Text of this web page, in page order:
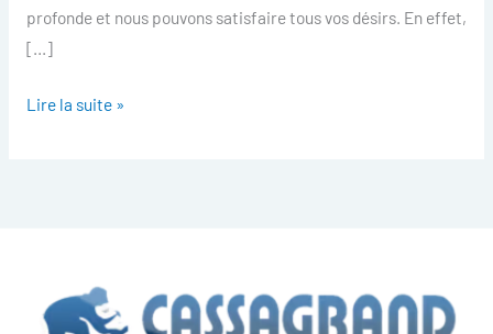
profonde et nous pouvons satisfaire tous vos désirs. En effet,
[…]
Lire la suite »